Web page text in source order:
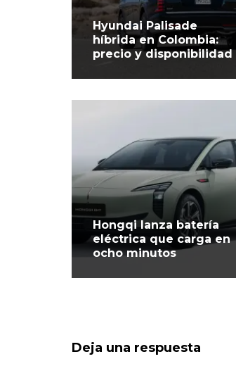
Hyundai Palisade
híbrida en Colombia:
precio y disponibilidad
Hongqi lanza batería
eléctrica que carga en
ocho minutos
Deja una respuesta